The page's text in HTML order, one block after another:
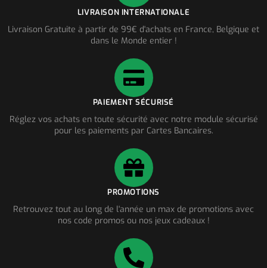
LIVRAISON INTERNATIONALE
Livraison Gratuite à partir de 99€ d'achats en France, Belgique et
dans le Monde entier !
PAIEMENT SÉCURISÉ
Réglez vos achats en toute sécurité avec notre module sécurisé
pour les paiements par Cartes Bancaires.
PROMOTIONS
Retrouvez tout au long de l'année un max de promotions avec
nos code promos ou nos jeux cadeaux !